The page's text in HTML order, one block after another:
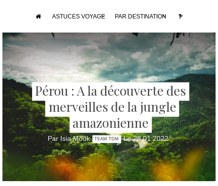
ASTUCES VOYAGE PAR DESTINATION
Pérou : A la découverte des
merveilles de la jungle
amazonienne
Par Isia Mook TEAM TDM Le 28 01 2022